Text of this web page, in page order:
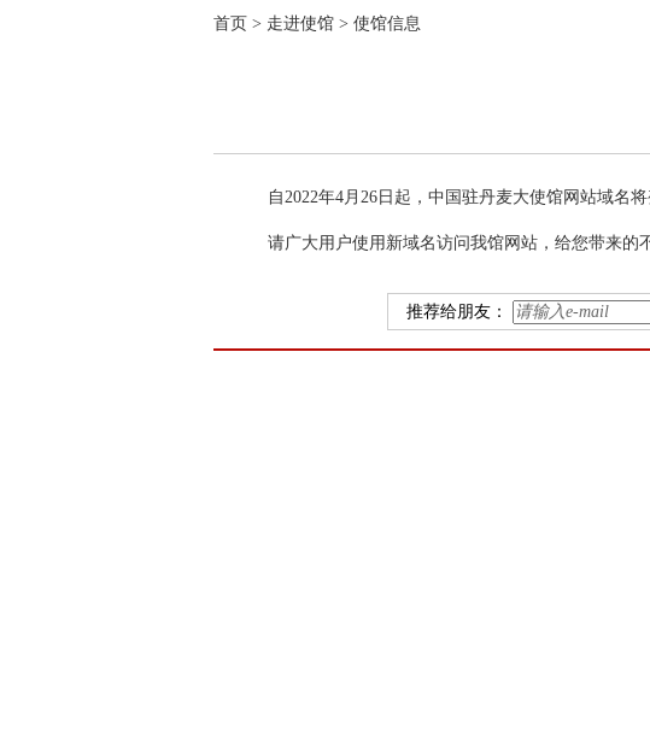
首页 > 走进使馆> 使馆信息
自2022年4月26日起，中国驻丹麦大使馆网站域名将
请广大用户使用新域名访问我馆网站，给您带来的
推荐给朋友：